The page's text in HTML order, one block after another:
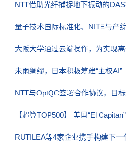
量子技术国际标准化、NITE与产
大阪大学通过云端操作，为实现
未雨绸缪，日本积极筹建“主权AI”